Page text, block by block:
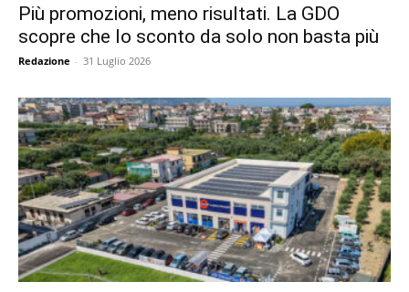
Più promozioni, meno risultati. La GDO
scopre che lo sconto da solo non basta più
Redazione - 31 Luglio 2026